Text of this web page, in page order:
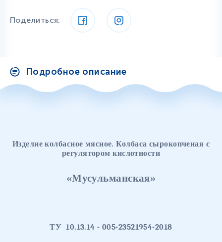
Поделиться:
Подробное описание
Изделие колбасное мясное. Колбаса сырокопченая с
регулятором кислотности
«Мусульманская»
ТУ 10.13.14 - 005-23521954-2018